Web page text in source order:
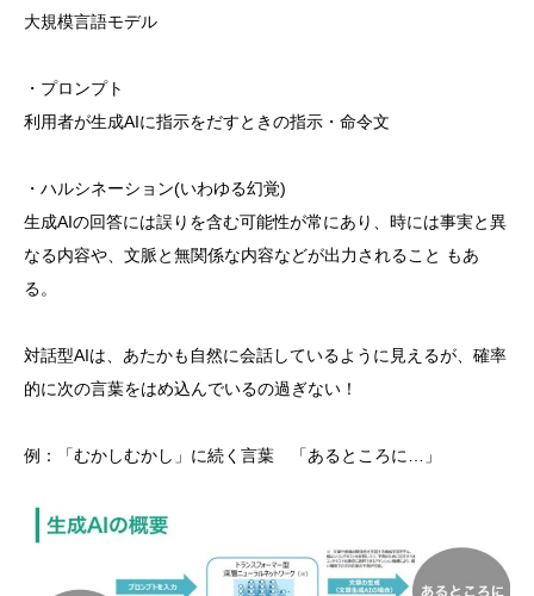
大規模言語モデル
・プロンプト
利用者が生成AIに指示をだすときの指示・命令文
・ハルシネーション(いわゆる幻覚)
生成AIの回答には誤りを含む可能性が常にあり、時には事実と異
なる内容や、文脈と無関係な内容などが出力されること もあ
る。
対話型AIは、あたかも自然に会話しているように見えるが、確率
的に次の言葉をはめ込んでいるの過ぎない！
例：「むかしむかし」に続く言葉 「あるところに…」